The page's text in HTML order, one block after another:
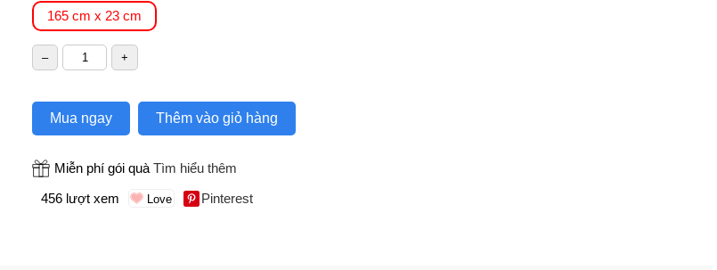
165 cm x 23 cm
Mua ngay Thêm vào giỏ hàng
Miễn phí gói quàTìm hiểu thêm
456 lượt xem
Pinterest